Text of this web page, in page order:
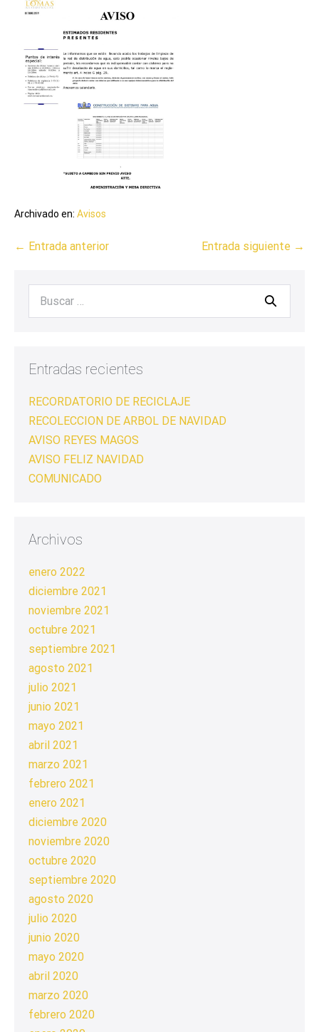
Archivado en: Avisos
← Entrada anterior Entrada siguiente →
Entradas recientes
RECORDATORIO DE RECICLAJE
RECOLECCION DE ARBOL DE NAVIDAD
AVISO REYES MAGOS
AVISO FELIZ NAVIDAD
COMUNICADO
Archivos
enero 2022
diciembre 2021
noviembre 2021
octubre 2021
septiembre 2021
agosto 2021
julio 2021
junio 2021
mayo 2021
abril 2021
marzo 2021
febrero 2021
enero 2021
diciembre 2020
noviembre 2020
octubre 2020
septiembre 2020
agosto 2020
julio 2020
junio 2020
mayo 2020
abril 2020
marzo 2020
febrero 2020